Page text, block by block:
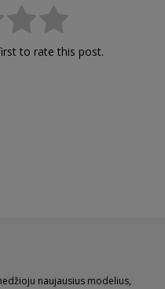
to rate this post.
naujausius modelius,